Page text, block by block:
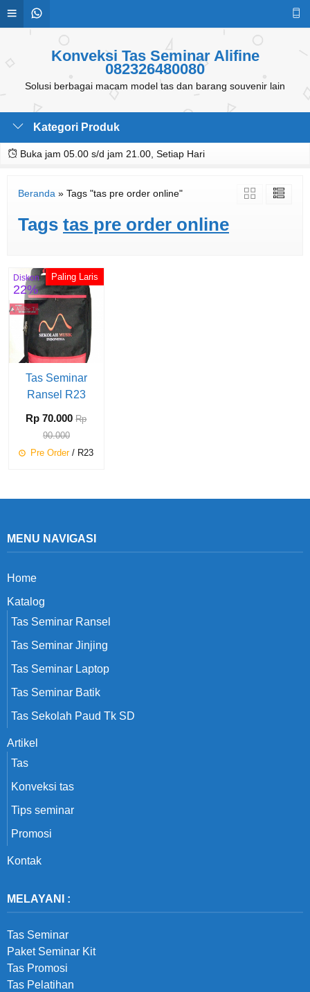
Konveksi Tas Seminar Alifine
082326480080
Solusi berbagai macam model tas dan barang souvenir lain
Kategori Produk
Buka jam 05.00 s/d jam 21.00, Setiap Hari
Beranda » Tags "tas pre order online"
Tags tas pre order online
Paling Laris
Diskon
22%
Tas Seminar
Ransel R23
Rp 70.000 Rp
90.000
Pre Order/ R23
MENU NAVIGASI
Home
Katalog
Tas Seminar Ransel
Tas Seminar Jinjing
Tas Seminar Laptop
Tas Seminar Batik
Tas Sekolah Paud Tk SD
Artikel
Tas
Konveksi tas
Tips seminar
Promosi
Kontak
MELAYANI :
Tas Seminar
Paket Seminar Kit
Tas Promosi
Tas Pelatihan